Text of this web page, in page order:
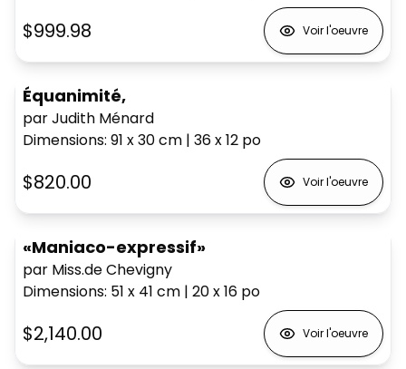
$999.98 Voir l'oeuvre
Équanimité,
par Judith Ménard
Dimensions: 91 x 30cm | 36 x 12 po
$820.00 Voir l'oeuvre
«Maniaco-expressif»
par Miss.de Chevigny
Dimensions: 51 x 41 cm | 20 x 16 po
$2,140.00 Voir l'oeuvre